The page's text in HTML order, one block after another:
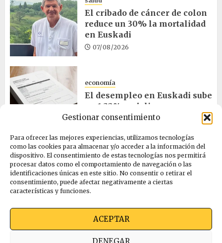
Gestionar consentimiento
Para ofrecer las mejores experiencias, utilizamos tecnologías
como las cookies para almacenar y/o acceder a la información del
dispositivo. El consentimiento de estas tecnologías nos permitirá
procesar datos como el comportamiento de navegación o las
identificaciones únicas en este sitio. No consentir o retirar el
consentimiento, puede afectar negativamente a ciertas
características y funciones.
ACEPTAR
DENEGAR
El cribado de cáncer de colon
reduce un 30% la mortalidad
en Euskadi
07/08/2026
economía
El desempleo en Euskadi sube
un 1,32% en julio
06/08/2026
salud
Bilbao acogerá el mayor
congreso europeo de salud
pública en noviembre
Ekimen Press